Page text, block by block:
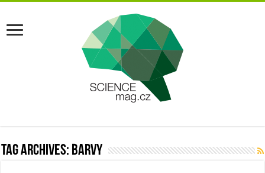
Tag Archives: barvy